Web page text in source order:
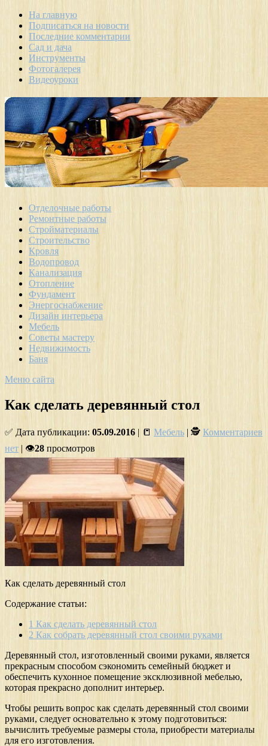
На главную
Подписаться на новости
Последние комментарии
Сад и дача
Инструменты
Фотогалерея
Видеоуроки
Отделочные работы
Ремонтные работы
Стройматериалы
Строительство
Кровля
Водопровод
Канализация
Отопление
Фундамент
Энергоснабжение
Дизайн интерьера
Мебель
Советы мастеру
Недвижимость
Баня
Меню сайта
Как сделать деревянный стол
✅ Дата публикации: 05.09.2016 | 📒 Мебель | 🕵 Комментариев
нет | 👁28 просмотров
Как сделать деревянный стол
Содержание статьи:
1 Как сделать деревянный стол
2 Как собрать деревянный стол своими руками
Деревянный стол, изготовленный своими руками, является
прекрасным способом сэкономить семейный бюджет и
обеспечить кухонное помещение эксклюзивной мебелью,
которая прекрасно дополнит интерьер.
Чтобы решить вопрос как сделать деревянный стол своими
руками, следует основательно к этому подготовиться:
вычислить требуемые размеры стола, приобрести материалы
для его изготовления.